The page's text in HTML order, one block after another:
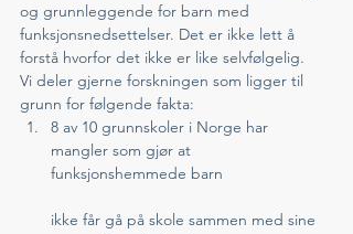
og grunnleggende for barn med
funksjonsnedsettelser. Det er ikke lett å
forstå hvorfor det ikke er like selvfølgelig.
Vi deler gjerne forskningen som ligger til
grunn for følgende fakta:
8 av 10 grunnskoler i Norge har
mangler som gjør at
funksjonshemmede barn
ikke får gå på skole sammen med sine